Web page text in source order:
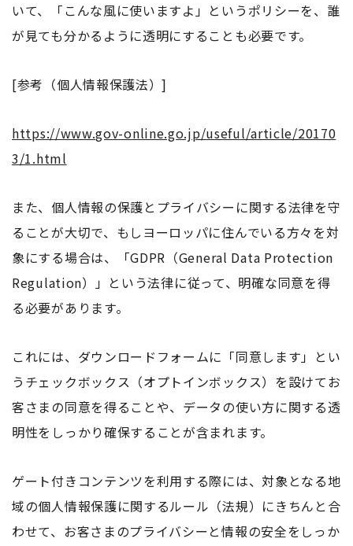
いて、「こんな風に使いますよ」というポリシーを、誰
が見ても分かるように透明にすることも必要です。
[参考（個人情報保護法）]
https://www.gov-online.go.jp/useful/article/20170
3/1.html
また、個人情報の保護とプライバシーに関する法律を守
ることが大切で、もしヨーロッパに住んでいる方々を対
象にする場合は、「GDPR（General Data Protection
Regulation）」という法律に従って、明確な同意を得
る必要があります。
これには、ダウンロードフォームに「同意します」とい
うチェックボックス（オプトインボックス）を設けてお
客さまの同意を得ることや、データの使い方に関する透
明性をしっかり確保することが含まれます。
ゲート付きコンテンツを利用する際には、対象となる地
域の個人情報保護に関するルール（法規）にきちんと合
わせて、お客さまのプライバシーと情報の安全をしっか